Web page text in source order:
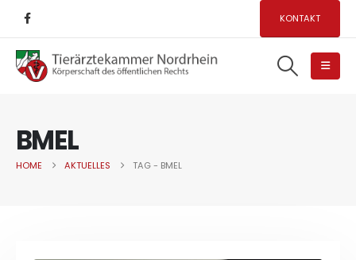
KONTAKT
BMEL
HOME AKTUELLES TAG - BMEL